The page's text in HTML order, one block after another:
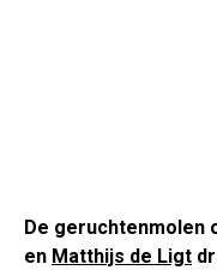
De geruchtenmolen
en Matthijs de Ligt